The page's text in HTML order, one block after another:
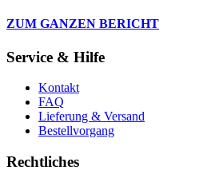
ZUM GANZEN BERICHT
Service & Hilfe
Kontakt
FAQ
Lieferung & Versand
Bestellvorgang
Rechtliches